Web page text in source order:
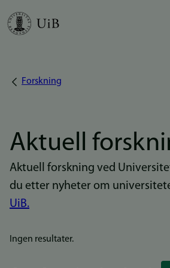
Hopp
Navigasjonssti
Forskning
Aktuell
Aktuell forskning ved
du etter nyheter om
UiB.
Ingen resultater.